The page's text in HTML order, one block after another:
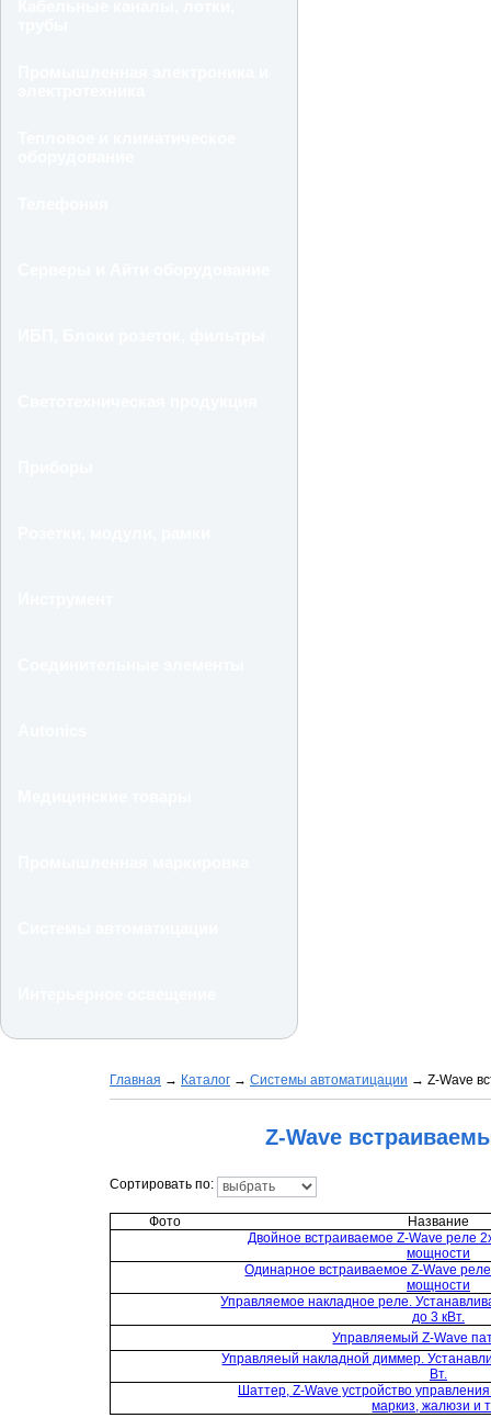
Главная → Каталог → Системы автоматицации → Z-Wave
Z-Wave
Сортировать по:
Фото
Название
Двойное встраиваемое Z-Wave реле
мощности
Одинарное встраиваемое Z-Wave
мощности
Управляемое накладное реле.
до 3 кВт.
Управляемый Z-Wave
Управляеый накладной диммер.
Вт.
Шаттер, Z-Wave устройство
маркиз, жалюзи и